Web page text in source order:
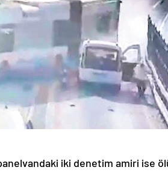
panelvandaki iki denetim amiri ise